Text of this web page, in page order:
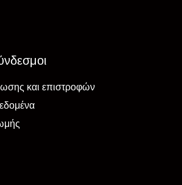
και επιστροφών